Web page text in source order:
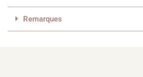
Remarques